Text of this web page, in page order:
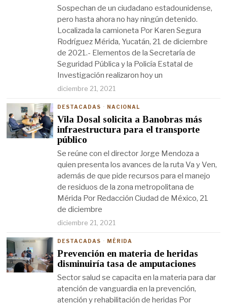
Sospechan de un ciudadano estadounidense,
pero hasta ahora no hay ningún detenido.
Localizada la camioneta Por Karen Segura
Rodríguez Mérida, Yucatán, 21 de diciembre
de 2021.- Elementos de la Secretaría de
Seguridad Pública y la Policía Estatal de
Investigación realizaron hoy un
diciembre 21, 2021
DESTACADAS · NACIONAL
Vila Dosal solicita a Banobras más
infraestructura para el transporte
público
Se reúne con el director Jorge Mendoza a
quien presenta los avances de la ruta Va y Ven,
además de que pide recursos para el manejo
de residuos de la zona metropolitana de
Mérida Por Redacción Ciudad de México, 21
de diciembre
diciembre 21, 2021
DESTACADAS · MÉRIDA
Prevención en materia de heridas
disminuiría tasa de amputaciones
Sector salud se capacita en la materia para dar
atención de vanguardia en la prevención,
atención y rehabilitación de heridas Por